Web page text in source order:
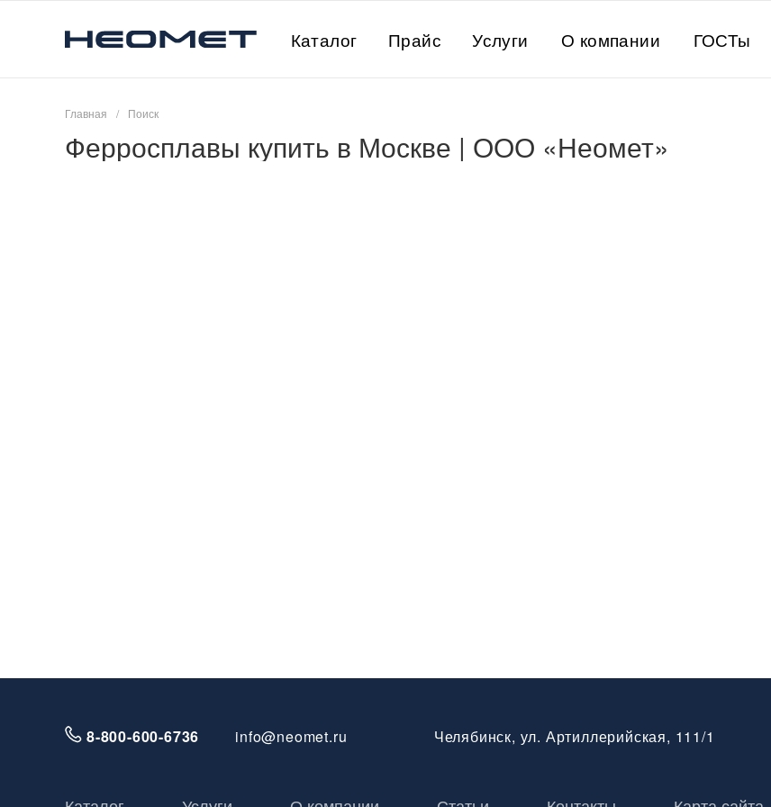
Каталог Прайс Услуги О компании ГОСТы
Главная / Поиск
Ферросплавы купить в Москве | ООО «Неомет»
8-800-600-6736 info@neomet.ru Челябинск, ул. Артиллерийская, 111/1